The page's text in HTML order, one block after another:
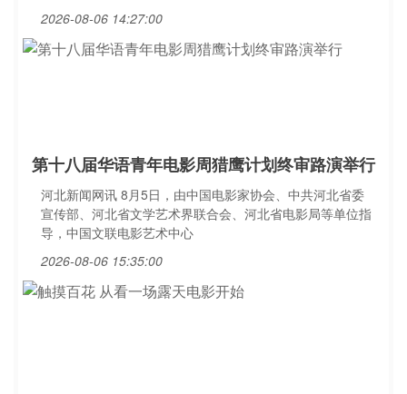
2026-08-06 14:27:00
第十八届华语青年电影周猎鹰计划终审路演举行
河北新闻网讯 8月5日，由中国电影家协会、中共河北省委
宣传部、河北省文学艺术界联合会、河北省电影局等单位指
导，中国文联电影艺术中心
2026-08-06 15:35:00